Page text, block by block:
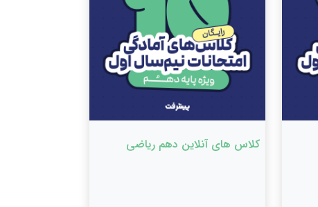
کلاس های آنلاین دهم ریاضی